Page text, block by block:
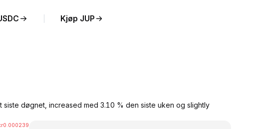
Kjøp JUP
døgnet, increased med 3.10 % den siste uken og slightly
0.000239